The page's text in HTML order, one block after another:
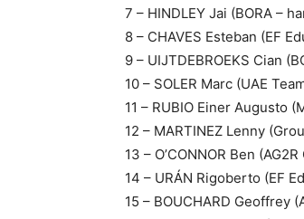
7 – HINDLEY Jai (BORA –
8 – CHAVES Esteban (EF
9 – UIJTDEBROEKS Cian
10 – SOLER Marc (UAE
11 – RUBIO Einer Augusto
12 – MARTINEZ Lenny
13 – O’CONNOR Ben
14 – URÁN Rigoberto (EF
15 – BOUCHARD Geoffrey